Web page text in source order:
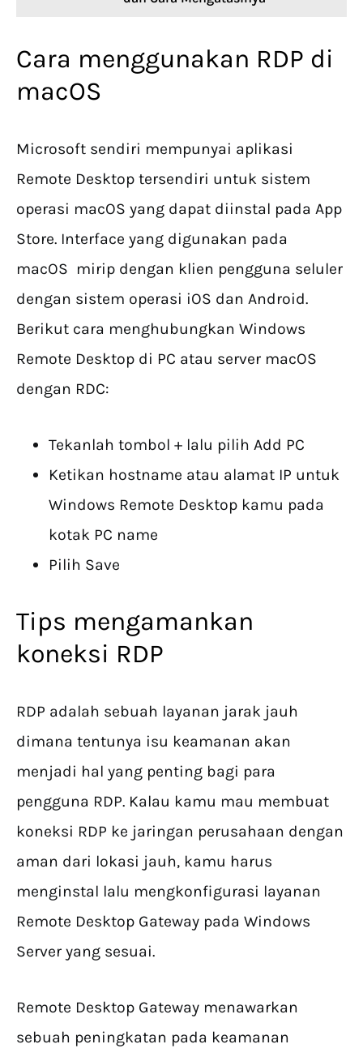
Cara menggunakan RDP di
macOS
Microsoft sendiri mempunyai aplikasi
Remote Desktop tersendiri untuk sistem
operasi macOS yang dapat diinstal pada App
Store. Interface yang digunakan pada
macOS mirip dengan klien pengguna seluler
dengan sistem operasi iOS dan Android.
Berikut cara menghubungkan Windows
Remote Desktop di PC atau server macOS
dengan RDC:
Tekanlah tombol + lalu pilih Add PC
Ketikan hostname atau alamat IP untuk
Windows Remote Desktop kamu pada
kotak PC name
Pilih Save
Tips mengamankan
koneksi RDP
RDP adalah sebuah layanan jarak jauh
dimana tentunya isu keamanan akan
menjadi hal yang penting bagi para
pengguna RDP. Kalau kamu mau membuat
koneksi RDP ke jaringan perusahaan dengan
aman dari lokasi jauh, kamu harus
menginstal lalu mengkonfigurasi layanan
Remote Desktop Gateway pada Windows
Server yang sesuai.
Remote Desktop Gateway menawarkan
sebuah peningkatan pada keamanan